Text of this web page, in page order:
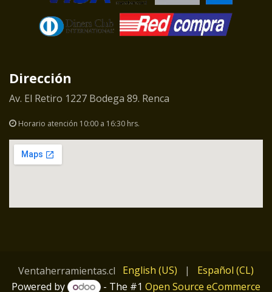
Dirección
Av. El Retiro 1227 Bodega 89. Renca
Horario atención 10:00 a 16:30 hrs.
Ventaherramientas.cl English (US) |
Español (CL)
Powered by
- The #1 Open Source eCommerce